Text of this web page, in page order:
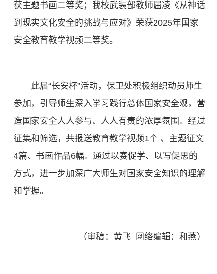
获主题书画二等奖；我校武装部教师屈凌《从神话
到现实文化安全的挑战与应对》荣获2025年国家
安全教育教学视频二等奖。
此届“长安杯”活动，保卫处积极组织动员师生
参加，引导师生深入学习践行总体国家安全观，营
造国家安全人人参与、人人有责的浓厚氛围。经过
征集和筛选，共报送教育教学视频1个 、主题征文
4篇、书画作品6幅。通过以赛促学、以写促思的
方式，进一步加深广大师生对国家安全知识的理解
和掌握。
（审稿：黄飞 网络编辑：和燕）